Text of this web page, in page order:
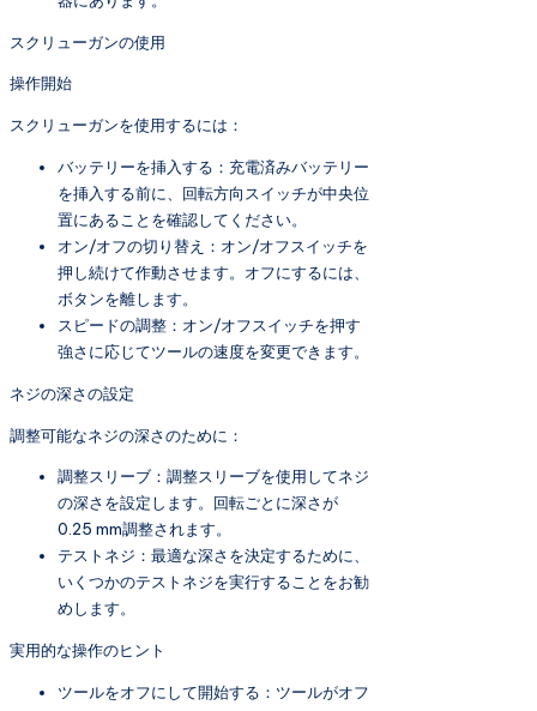
スクリューガンの使用
操作開始
スクリューガンを使用するには：
バッテリーを挿入する：充電済みバッテリー
を挿入する前に、回転方向スイッチが中央位
置にあることを確認してください。
オン/オフの切り替え：オン/オフスイッチを
押し続けて作動させます。オフにするには、
ボタンを離します。
スピードの調整：オン/オフスイッチを押す
強さに応じてツールの速度を変更できます。
ネジの深さの設定
調整可能なネジの深さのために：
調整スリーブ：調整スリーブを使用してネジ
の深さを設定します。回転ごとに深さが
0.25 mm調整されます。
テストネジ：最適な深さを決定するために、
いくつかのテストネジを実行することをお勧
めします。
実用的な操作のヒント
ツールをオフにして開始する：ツールがオフ